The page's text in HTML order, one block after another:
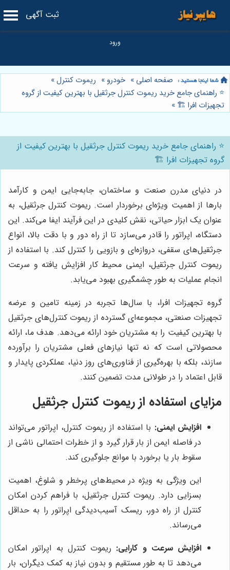
ثبت آگهی
صفحه اصلی » خودرو » ریموت کنترل»
⭐️ راهنمای جامع خرید ریموت کنترل جرثقیل با بهترین کیفیت از گروه
تجهیزات افرا 🏗️ »
⭐️ راهنمای جامع خرید ریموت کنترل جرثقیل با بهترین کیفیت از
گروه تجهیزات افرا 🏗️
در دنیای مدرن صنعت و ساختمان، جابه‌جایی ایمن و کارآمد
بارها از اهمیت ویژه‌ای برخوردار است. ریموت کنترل جرثقیل، به
عنوان یک ابزار حیاتی، نقش کلیدی در این فرآیند ایفا می‌کند. این
دستگاه، اپراتور را قادر می‌سازد تا از راه دور و با دقت بالا، انواع
جرثقیل‌های سقفی، دروازه‌ای و بازویی را کنترل کند. با استفاده از
ریموت کنترل جرثقیل، ایمنی محیط کار افزایش یافته و سرعت
انجام عملیات به طور چشمگیری بهبود می‌یابد.
گروه تجهیزات افرا، با سال‌ها تجربه در زمینه تامین و عرضه
تجهیزات صنعتی، مجموعه‌ای گسترده از ریموت کنترل‌های جرثقیل
با بهترین کیفیت را به مشتریان خود ارائه می‌دهد. هدف ما، ارائه
محصولاتی است که نه تنها نیازهای فعلی مشتریان را برآورده
سازند، بلکه با بهره‌گیری از فناوری‌های روز دنیا، عملکردی پایدار و
قابل اعتماد را در طولانی مدت تضمین کنند.
مزایای استفاده از ریموت کنترل جرثقیل
افزایش ایمنی: با استفاده از ریموت کنترل، اپراتور می‌تواند
در فاصله ایمن از بار قرار گیرد و از خطرات احتمالی ناشی از
سقوط بار یا برخورد با موانع جلوگیری کند.
این ویژگی به ویژه در محیط‌های پرخطر و شلوغ، اهمیت
بسزایی دارد. ریموت کنترل جرثقیل، با فراهم کردن امکان
کنترل از راه دور، ریسک آسیب‌دیدگی اپراتور را به حداقل
می‌رساند.
افزایش سرعت و کارایی: ریموت کنترل به اپراتور امکان
می‌دهد تا به طور مستقیم و بدون نیاز به کمک دیگران، بار